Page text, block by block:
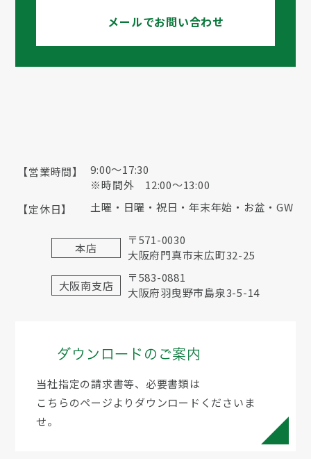
メールでお問い合わせ
【営業時間】
9:00〜17:30
※時間外 12:00～13:00
【定休日】
土曜・日曜・祝日・年末年始・お盆・GW
本店
〒571-0030
大阪府門真市末広町32-25
大阪南支店
〒583-0881
大阪府羽曳野市島泉3-5-14
ダウンロードのご案内
当社指定の請求書等、必要書類は
こちらのページよりダウンロードくださいま
せ。